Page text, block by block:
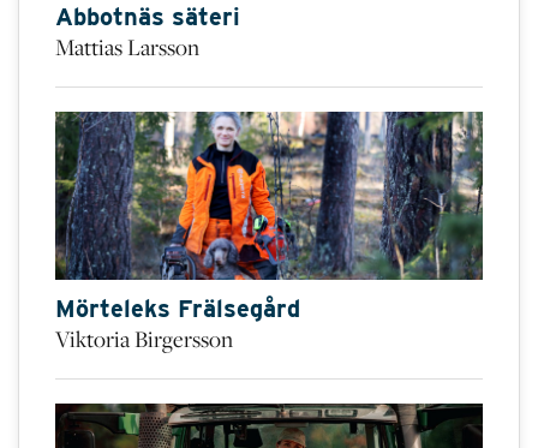
Abbotnäs säteri
Mattias Larsson
Mörteleks Frälsegård
Viktoria Birgersson